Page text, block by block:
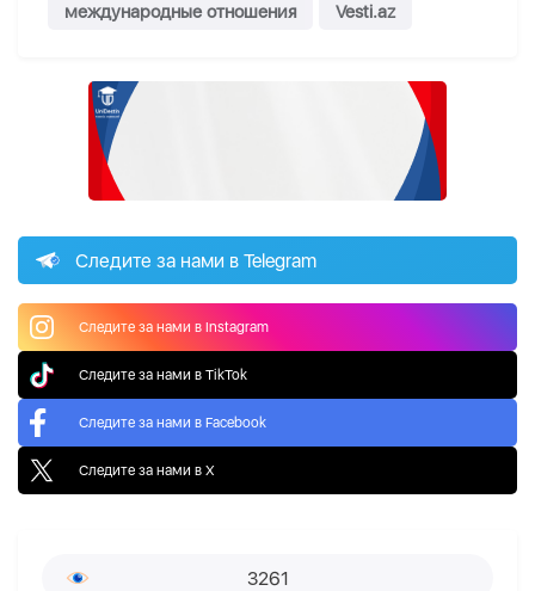
международные отношения
Vesti.az
Следите за нами в Telegram
Следите за нами в Instagram
Следите за нами в TikTok
Следите за нами в Facebook
Следите за нами в X
3261